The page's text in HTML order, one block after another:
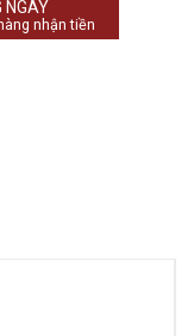
NGAY
nhận tiền